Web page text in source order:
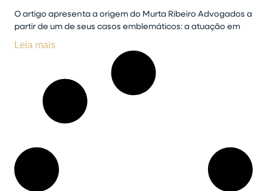
O artigo apresenta a origem do Murta Ribeiro Advogados a
partir de um de seus casos emblemáticos: a atuação em
Leia mais